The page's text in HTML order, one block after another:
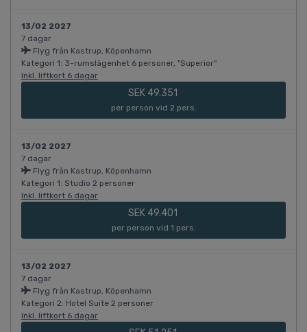
13/02 2027
7 dagar
Flyg från Kastrup, Köpenhamn
Kategori 1: 3-rumslägenhet 6 personer, "Superior"
Inkl. liftkort 6 dagar
SEK 49.351
per person vid 2 pers.
13/02 2027
7 dagar
Flyg från Kastrup, Köpenhamn
Kategori 1: Studio 2 personer
Inkl. liftkort 6 dagar
SEK 49.401
per person vid 1 pers.
13/02 2027
7 dagar
Flyg från Kastrup, Köpenhamn
Kategori 2: Hotel Suite 2 personer
Inkl. liftkort 6 dagar